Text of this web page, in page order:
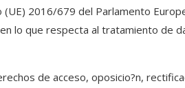
2016/679 del Parlamento
lo que respecta al tratamiento de
de acceso, oposicio?n,